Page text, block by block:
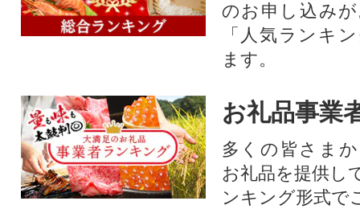
のお申し込み
「人気ランキ
ます。
お礼品事業
多くの皆さま
お礼品を提供し
ンキング形式で